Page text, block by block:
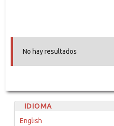
No hay resultados
IDIOMA
English